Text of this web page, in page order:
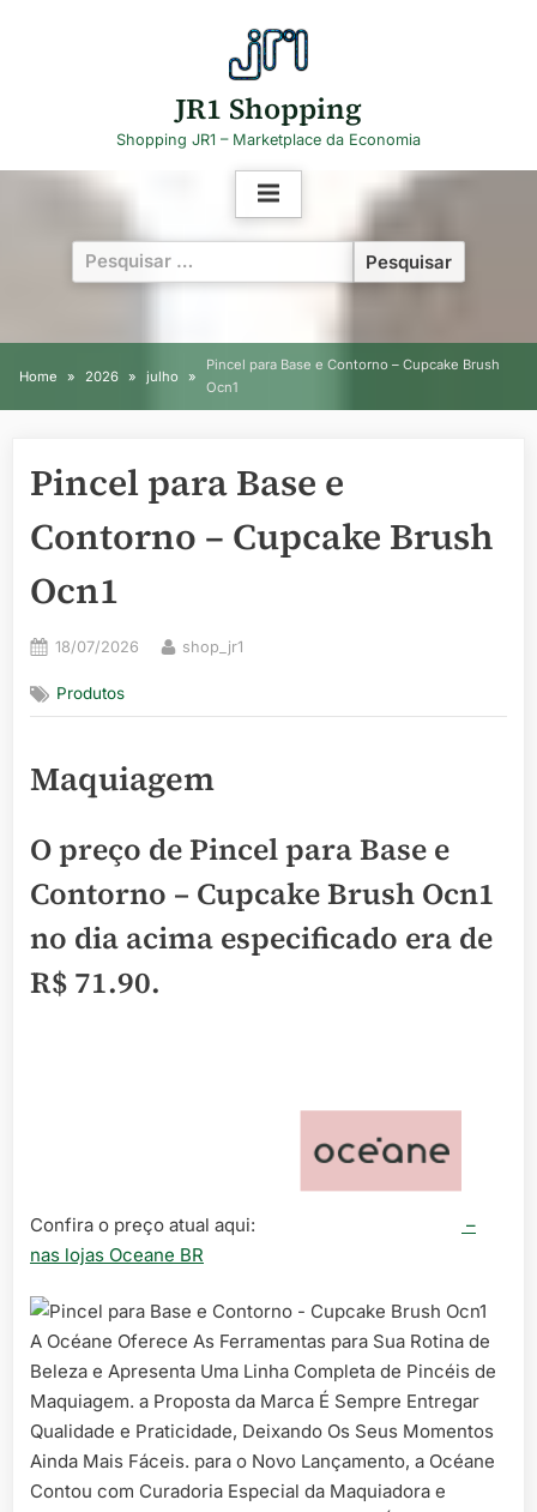
JR1 Shopping
Shopping JR1 – Marketplace da Economia
Pesquisar
por:
Home 2026 julho
Pincel para Base e Contorno – Cupcake Brush
Ocn1
Pincel para Base e
Contorno – Cupcake Brush
Ocn1
Posted
18/07/2026 By
shop_jr1
Produtos
Maquiagem
O preço de Pincel para Base e
Contorno – Cupcake Brush Ocn1
no dia acima especificado era de
R$ 71.90.
Confira o preço atual aqui:
–
nas lojas Oceane BR
A Océane Oferece As Ferramentas para Sua Rotina de
Beleza e Apresenta Uma Linha Completa de Pincéis de
Maquiagem. a Proposta da Marca É Sempre Entregar
Qualidade e Praticidade, Deixando Os Seus Momentos
Ainda Mais Fáceis. para o Novo Lançamento, a Océane
Contou com Curadoria Especial da Maquiadora e